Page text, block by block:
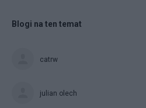
Blogi na ten temat
catrw
julian olech